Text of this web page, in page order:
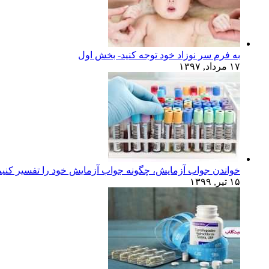
به فرم سر نوزاد خود توجه کنید- بخش اول
۱۷ مرداد, ۱۳۹۷
خواندن جواب آزمایش، چگونه جواب آزمایش خود را تفسیر
۱۵ تیر, ۱۳۹۹